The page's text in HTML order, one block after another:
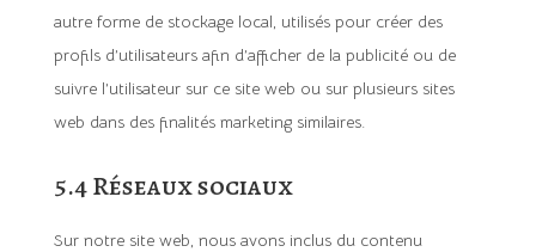
autre forme de stockage local, utilisés pour créer des
profils d’utilisateurs afin d’afficher de la publicité ou de
suivre l’utilisateur sur ce site web ou sur plusieurs sites
web dans des finalités marketing similaires.
5.4 Réseaux sociaux
Sur notre site web, nous avons inclus du contenu